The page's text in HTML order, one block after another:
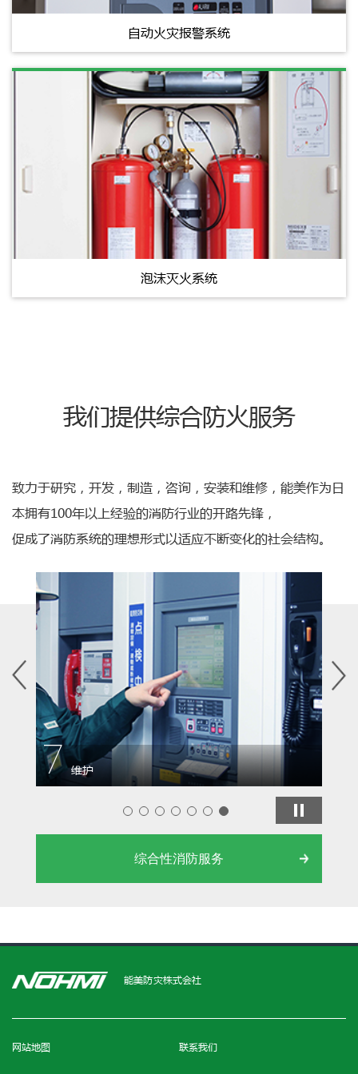
自动火灾报警系统
泡沫灭火系统
我们提供综合防火服务
致力于研究，开发，制造，咨询，安装和维修，能美作为日
本拥有100年以上经验的消防行业的开路先锋，
促成了消防系统的理想形式以适应不断变化的社会结构。
7 维护
综合性消防服务
能美防灾株式会社
网站地图 联系我们